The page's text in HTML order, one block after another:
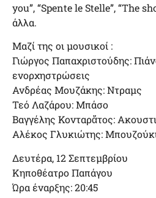
you”, “Spente le Stelle”, “The
άλλα.
Μαζί της οι μουσικοί :
Γιώργος Παπαχριστούδης:
ενορχηστρώσεις
Ανδρέας Μουζάκης: Ντραμς
Τεό Λαζάρου: Μπάσο
Βαγγέλης Κονταρἄτος:
Αλέκος Γλυκιώτης:
Δευτέρα, 12 Σεπτεμβρίου
Κηποθέατρο Παπάγου
Ώρα έναρξης: 20:45